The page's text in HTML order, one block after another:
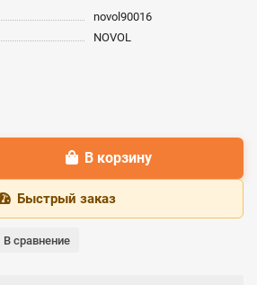
novol90016
NOVOL
В корзину
Быстрый заказ
В сравнение